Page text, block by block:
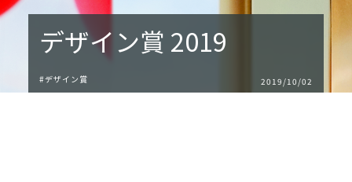
デザイン賞 2019
#デザイン賞 2019/10/02